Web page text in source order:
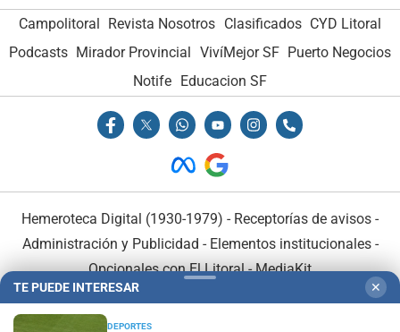
Campolitoral Revista Nosotros Clasificados CYD Litoral
Podcasts Mirador Provincial VivíMejor SF Puerto Negocios
Notife
Educacion SF
Hemeroteca Digital (1930-1979) - Receptorías de avisos -
Administración y Publicidad - Elementos institucionales-
Opcionales con El Litoral-MediaKit
El Litoral es miembro de:
TE PUEDE INTERESAR ✕
DEPORTES